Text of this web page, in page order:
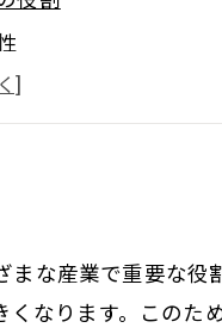
な産業で重要な
なります。このた